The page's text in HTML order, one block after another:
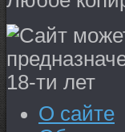
О сайте